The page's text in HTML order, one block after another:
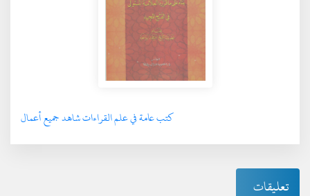
كتب عامة في علم القراءات شاهد جميع أعمال
تعليقات